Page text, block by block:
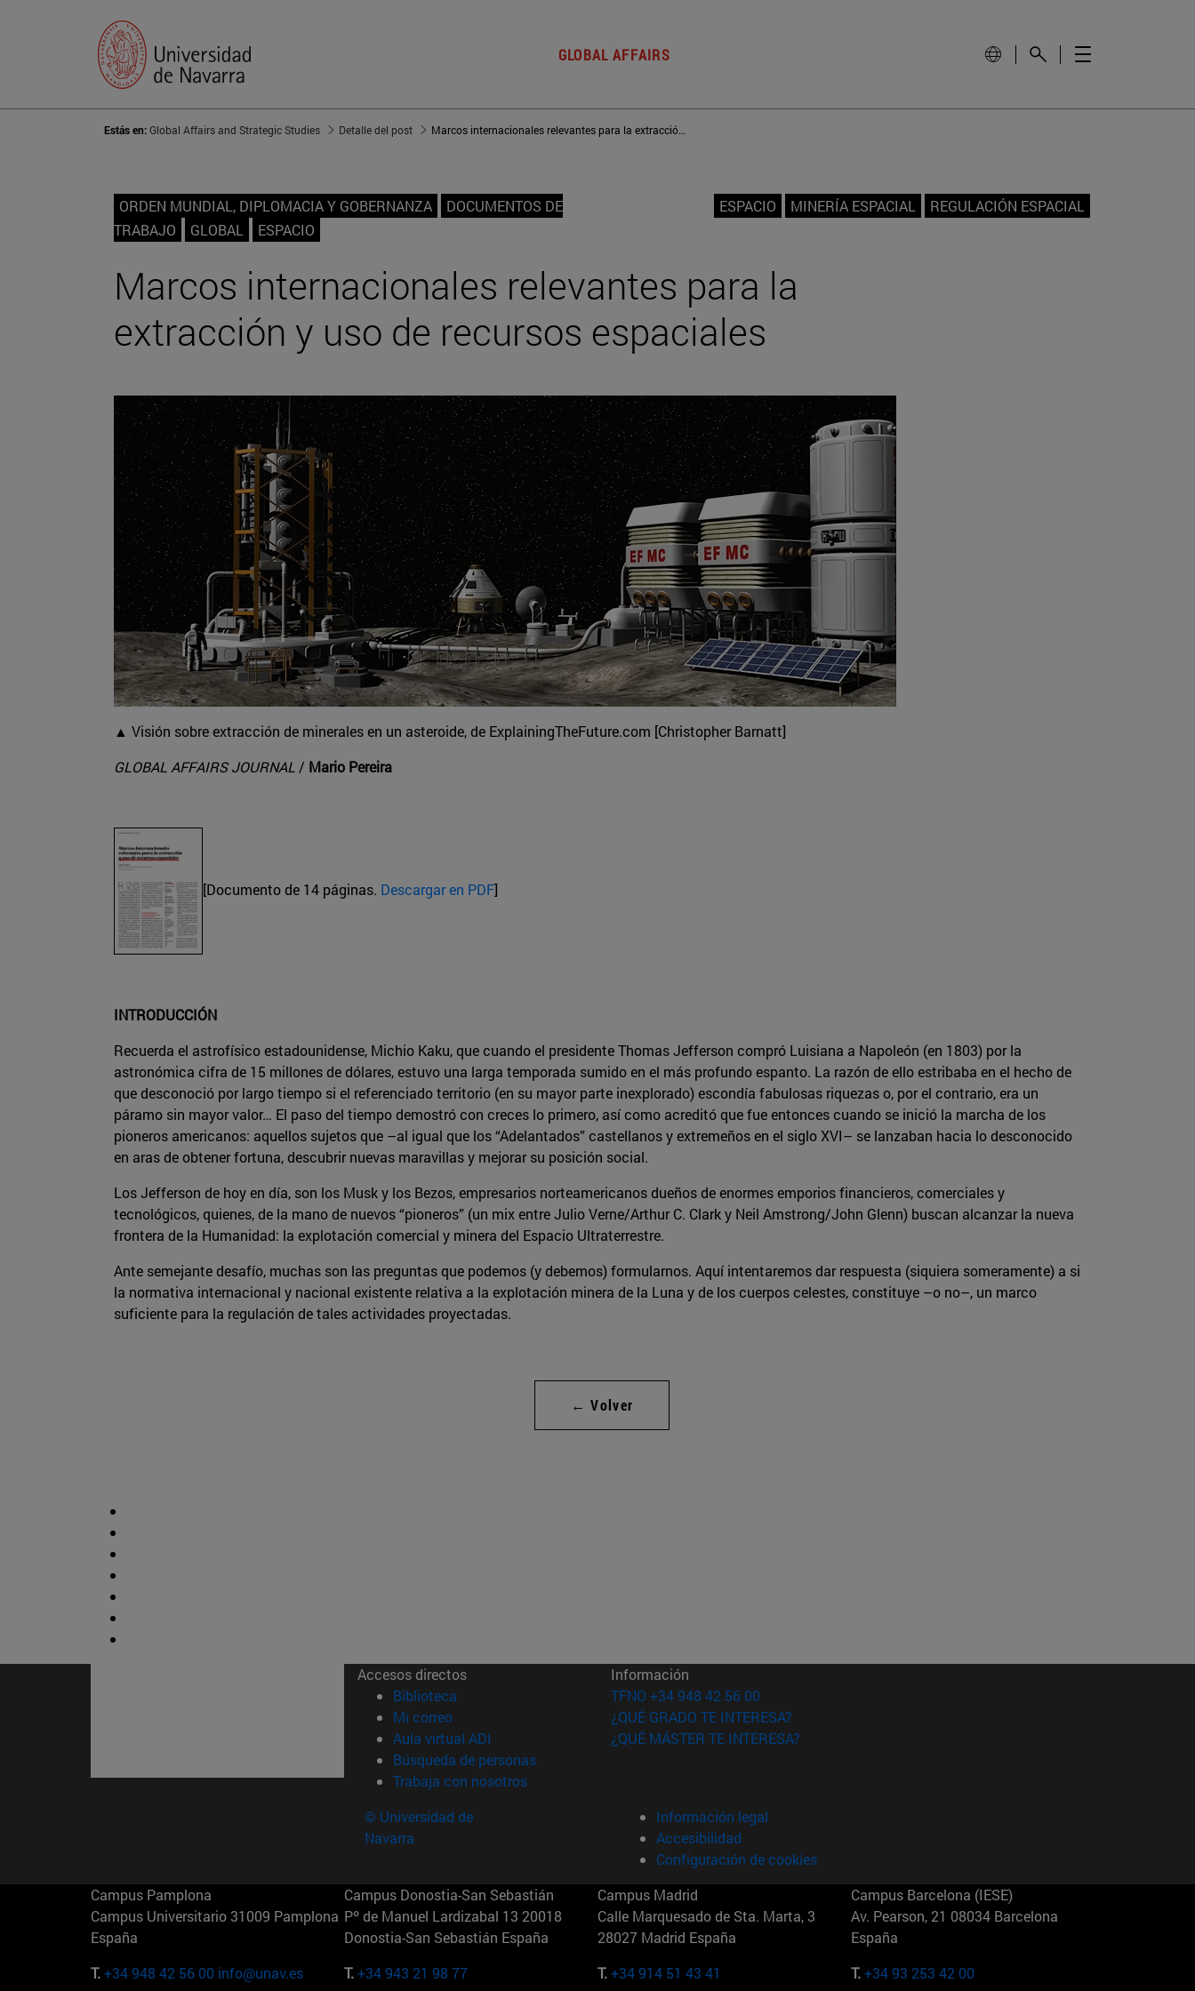
GLOBAL AFFAIRS
Estás en:Global Affairs and Strategic Studies Detalle del post Marcos internacionales relevantes para la extracción y uso de recursos espaciales
ORDEN MUNDIAL, DIPLOMACIA Y GOBERNANZA
DOCUMENTOS DE
TRABAJO
GLOBAL ESPACIO
ESPACIO MINERÍA ESPACIAL REGULACIÓN ESPACIAL
Marcos internacionales relevantes para la
extracción y uso de recursos espaciales
▲ Visión sobre extracción de minerales en un asteroide, de ExplainingTheFuture.com [Christopher Barnatt]
GLOBAL AFFAIRS JOURNAL / Mario Pereira
[Documento de 14 páginas. Descargar en PDF]
INTRODUCCIÓN
Recuerda el astrofísico estadounidense, Michio Kaku, que cuando el presidente Thomas Jefferson compró Luisiana a Napoleón (en 1803) por la
astronómica cifra de 15 millones de dólares, estuvo una larga temporada sumido en el más profundo espanto. La razón de ello estribaba en el hecho de
que desconoció por largo tiempo si el referenciado territorio (en su mayor parte inexplorado) escondía fabulosas riquezas o, por el contrario, era un
páramo sin mayor valor… El paso del tiempo demostró con creces lo primero, así como acreditó que fue entonces cuando se inició la marcha de los
pioneros americanos: aquellos sujetos que –al igual que los “Adelantados” castellanos y extremeños en el siglo XVI– se lanzaban hacia lo desconocido
en aras de obtener fortuna, descubrir nuevas maravillas y mejorar su posición social.
Los Jefferson de hoy en día, son los Musk y los Bezos, empresarios norteamericanos dueños de enormes emporios financieros, comerciales y
tecnológicos, quienes, de la mano de nuevos “pioneros” (un mix entre Julio Verne/Arthur C. Clark y Neil Amstrong/John Glenn) buscan alcanzar la nueva
frontera de la Humanidad: la explotación comercial y minera del Espacio Ultraterrestre.
Ante semejante desafío, muchas son las preguntas que podemos (y debemos) formularnos. Aquí intentaremos dar respuesta (siquiera someramente) a si
la normativa internacional y nacional existente relativa a la explotación minera de la Luna y de los cuerpos celestes, constituye –o no–, un marco
suficiente para la regulación de tales actividades proyectadas.
← Volver
Accesos directos
Biblioteca (abre en nueva ventana)
Mi correo(abre en nueva ventana)
Aula virtual ADI (abre en nueva ventana)
Búsqueda de personas(abre en nueva ventana)
Trabaja con nosotros(abre en nueva ventana)
Información
TFNO +34 948 42 56 00
¿QUÉ GRADO TE INTERESA?
¿QUÉ MÁSTER TE INTERESA?
© Universidad de
Navarra
Información legal
Accesibilidad
Configuración de cookies
Campus Pamplona
Campus Universitario 31009 Pamplona
España
T.+34 948 42 56 00 info@unav.es
Campus Donostia-San Sebastián
Pº de Manuel Lardizabal 13 20018
Donostia-San Sebastián España
T.+34 943 21 98 77
Campus Madrid
Calle Marquesado de Sta. Marta, 3
28027 Madrid España
T.+34 914 51 43 41
Campus Barcelona (IESE)
Av. Pearson, 21 08034 Barcelona
España
T.+34 93 253 42 00